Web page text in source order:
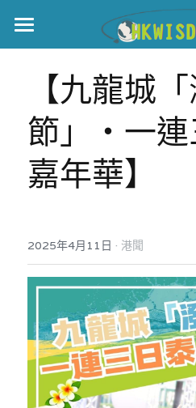
主頁
世界盃
伊美戰爭
黎智英案
美西媒體謊言實錄
宏福‧革新
宏福苑聽證會
宏福火災正視聽
記錄．宏福苑火災
港聞
中國
國際
娛樂
反華推手你要知
【九龍城
節」‧一連
嘉年華】
2025年4月11日 · 港聞